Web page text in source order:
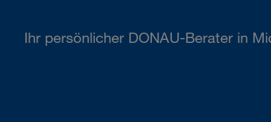
Ihr persönlicher DONAU-Berater in